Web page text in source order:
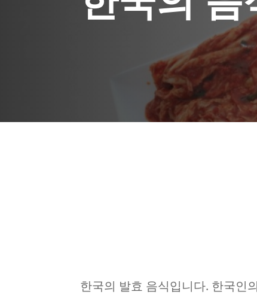
한국의 발효 음식입니다. 한국인